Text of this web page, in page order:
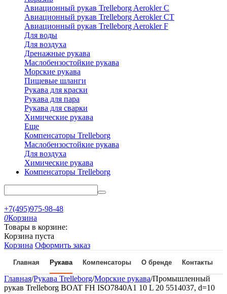
Авиационный рукав Trelleborg Aerokler C
Авиационный рукав Trelleborg Aerokler CT
Авиационный рукав Trelleborg Aerokler F
Для воды
Для воздуха
Дренажные рукава
Маслобензостойкие рукава
Морские рукава
Пищевые шланги
Рукава для краски
Рукава для пара
Рукава для сварки
Химические рукава
Еще
Компенсаторы Trelleborg
Маслобензостойкие рукава
Для воздуха
Химические рукава
Компенсаторы Trelleborg
+7(495)975-98-48
0Корзина
Товары в корзине:
Корзина пуста
Корзина Оформить заказ
Главная Рукава Компенсаторы О бренде Контакты
Главная/Рукава Trelleborg/Морские рукава/Промышленный
рукав Trelleborg BOAT FH ISO7840A1 10 L 20 5514037, d=10